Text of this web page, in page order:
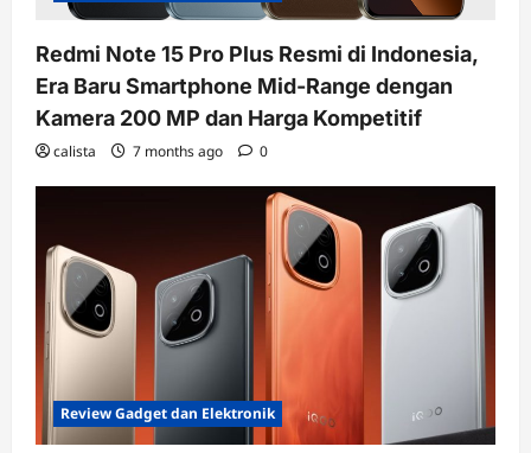
Redmi Note 15 Pro Plus Resmi di Indonesia,
Era Baru Smartphone Mid-Range dengan
Kamera 200 MP dan Harga Kompetitif
calista 7 months ago 0
Review Gadget dan Elektronik